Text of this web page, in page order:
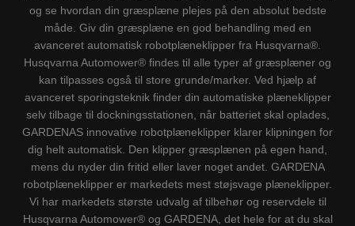
og se hvordan din græsplæne plejes på den absolut bedste
måde. Giv din græsplæne en god behandling med en
avanceret automatisk robotplæneklipper fra Husqvarna®.
Husqvarna Automower® findes til alle typer af græsplæner og
kan tilpasses også til store grunde/marker. Ved hjælp af
avanceret sporingsteknik finder din automatiske plæneklipper
selv tilbage til dockningsstationen, når batteriet skal oplades,
GARDENAS innovative robotplæneklipper klarer klipningen for
dig helt automatisk. Den klipper græsplænen på egen hand,
mens du nyder din fritid eller laver noget andet. GARDENA
robotplæneklipper er markedets mest støjsvage plæneklipper.
Vi har markedets største udvalg af tilbehør og reservdele til
Husqvarna Automower® og GARDENA, det hele for at du skal